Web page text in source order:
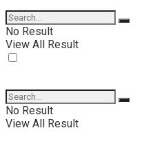
No Result
View All Result
No Result
View All Result